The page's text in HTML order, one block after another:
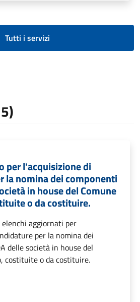
Tutti i servizi
per l'acquisizione di
la nomina dei componenti
in house del Comune
o da costituire.
aggiornati per
per la nomina dei
delle società in house del
costituite o da costituire.